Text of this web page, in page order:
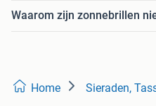
Waarom zijn zonnebrillen
Home Sieraden,